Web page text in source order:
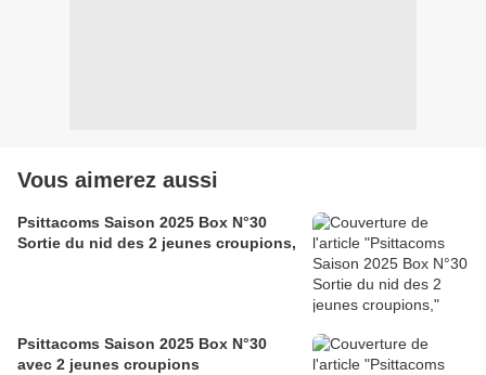
Vous aimerez aussi
Psittacoms Saison 2025 Box N°30
Sortie du nid des 2 jeunes croupions,
Psittacoms Saison 2025 Box N°30
avec 2 jeunes croupions